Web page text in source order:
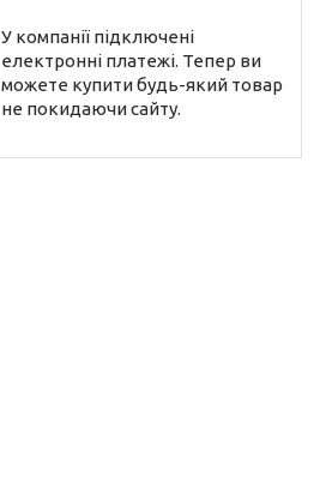
У компанії підключені
електронні платежі. Тепер ви
можете купити будь-який товар
не покидаючи сайту.